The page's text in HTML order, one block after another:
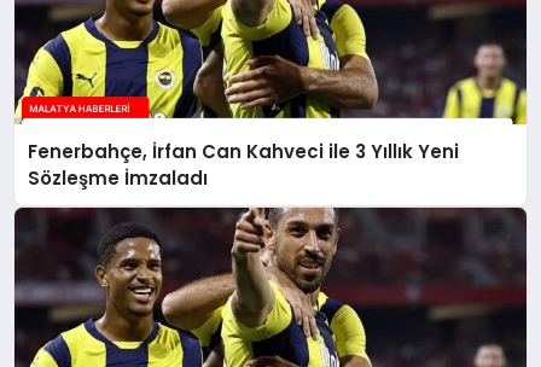
Fenerbahçe, İrfan Can Kahveci ile 3 Yıllık Yeni
Sözleşme İmzaladı